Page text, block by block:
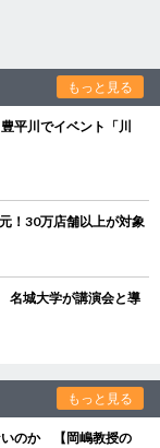
もっと見る
平川でイベント「川
！30万店舗以上が対象
名城大学が講演会と導
もっと見る
いのか 【岡嶋教授の